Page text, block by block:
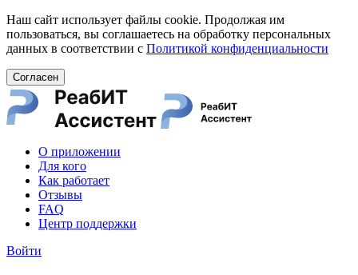
Наш сайт использует файлы cookie. Продолжая им
пользоваться, вы соглашаетесь на обработку персональных
данных в соответствии с Политикой конфиденциальности
Согласен
О приложении
Для кого
Как работает
Отзывы
FAQ
Центр поддержки
Войти